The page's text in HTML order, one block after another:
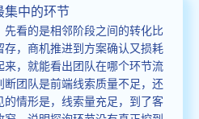
集中的环节
先看的是相邻阶段之间的转化比
，商机推进到方案确认又损耗
，就能看出团队在哪个环节流
团队是前端线索质量不足，还
情形是，线索量充足，到了客